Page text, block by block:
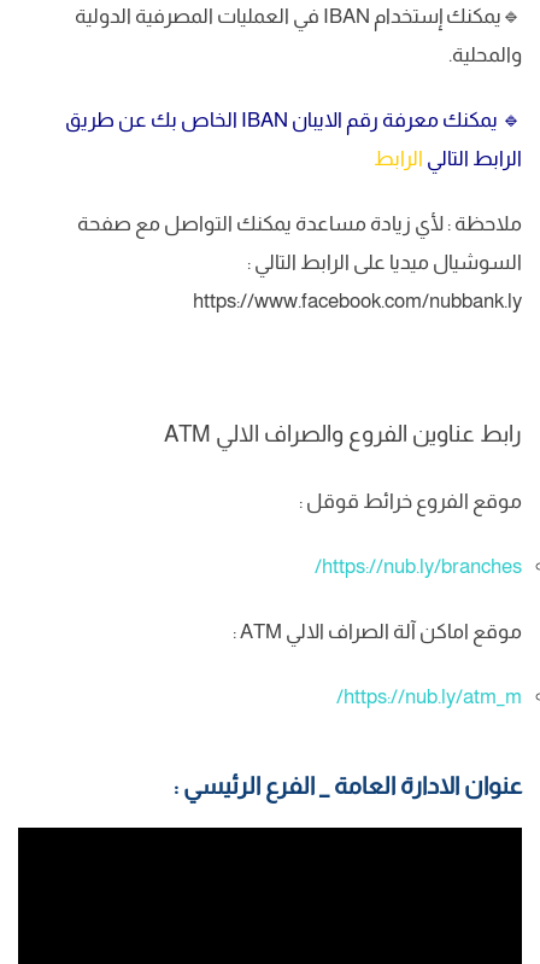
🔹يمكنك إستخدام IBAN في العمليات المصرفية الدولية
والمحلية.
🔹 يمكنك معرفة رقم الايبان IBAN الخاص بك عن طريق
الرابط التالي الرابط
ملاحظة : لأي زيادة مساعدة يمكنك التواصل مع صفحة
السوشيال ميديا على الرابط التالي :
https://www.facebook.com/nubbank.ly
رابط عناوين الفروع والصراف الالي ATM
موقع الفروع خرائط قوقل :
https://nub.ly/branches/
موقع اماكن آلة الصراف الالي ATM :
https://nub.ly/atm_m/
عنوان الادارة العامة _ الفرع الرئيسي :